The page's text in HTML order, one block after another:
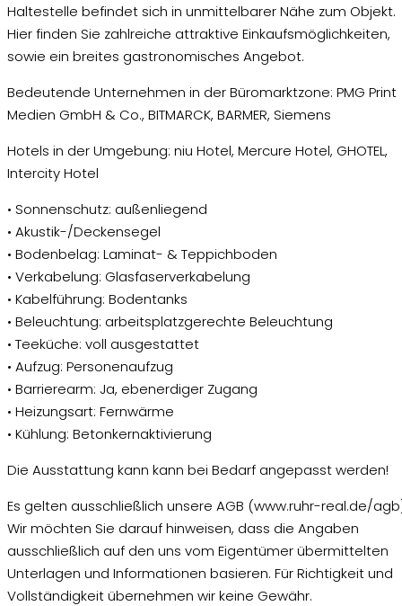
Haltestelle befindet sich in unmittelbarer Nähe zum Objekt.
Hier finden Sie zahlreiche attraktive Einkaufsmöglichkeiten,
sowie ein breites gastronomisches Angebot.
Bedeutende Unternehmen in der Büromarktzone: PMG Print
Medien GmbH & Co., BITMARCK, BARMER, Siemens
Hotels in der Umgebung: niu Hotel, Mercure Hotel, GHOTEL,
Intercity Hotel
• Sonnenschutz: außenliegend
• Akustik-/Deckensegel
• Bodenbelag: Laminat- & Teppichboden
• Verkabelung: Glasfaserverkabelung
• Kabelführung: Bodentanks
• Beleuchtung: arbeitsplatzgerechte Beleuchtung
• Teeküche: voll ausgestattet
• Aufzug: Personenaufzug
• Barrierearm: Ja, ebenerdiger Zugang
• Heizungsart: Fernwärme
• Kühlung: Betonkernaktivierung
Die Ausstattung kann kann bei Bedarf angepasst werden!
Es gelten ausschließlich unsere AGB (www.ruhr-real.de/
Wir möchten Sie darauf hinweisen, dass die Angaben
ausschließlich auf den uns vom Eigentümer übermittelten
Unterlagen und Informationen basieren. Für Richtigkeit und
Vollständigkeit übernehmen wir keine Gewähr.